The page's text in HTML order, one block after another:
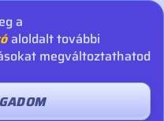
a
aloldalt további
megváltoztathatod